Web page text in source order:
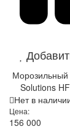
Морозильный
Solutions
Нет в
Цена:
156 000